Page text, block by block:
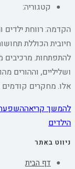
קטגוריה:
הקדמה: רווחת ילדים
חיובית הכוללת
להתפתחות. מרכיבים
ושליליים, וההורים
אלו. מחקרים
להמשך קריאההשפעת
הילדים
ניווט באתר
דף הבית